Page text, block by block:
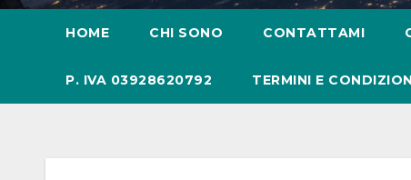
HOME CHI SONO CONTATTAMI
P. IVA 03928620792 TERMINI E